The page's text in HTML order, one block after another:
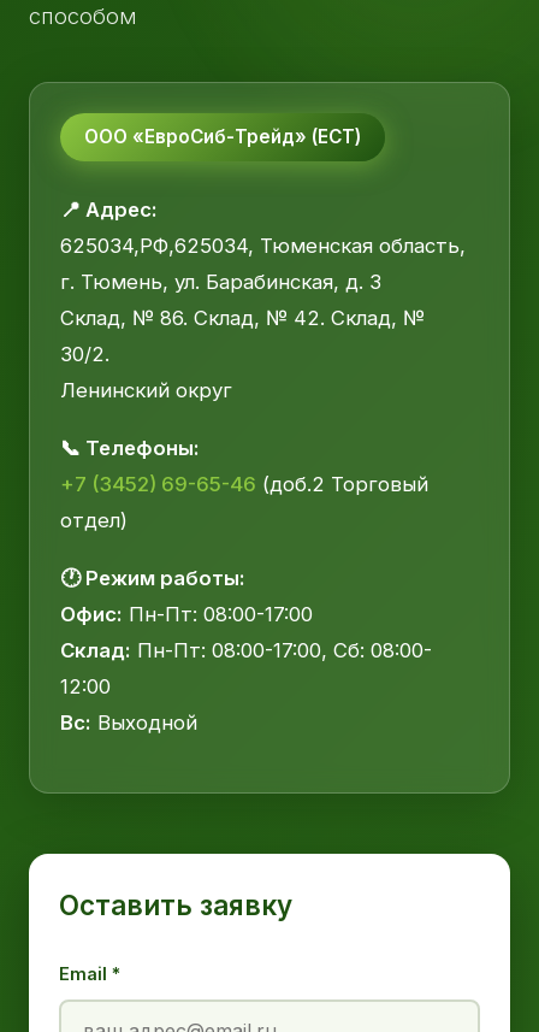
способом
ООО «ЕвроСиб-Трейд» (ЕСТ)
📍 Адрес:
625034,РФ,625034, Тюменская область,
г. Тюмень, ул. Барабинская, д. 3
Склад, № 86. Склад, № 42. Склад, №
30/2.
Ленинский округ
📞 Телефоны:
+7 (3452) 69-65-46 (доб.2 Торговый
отдел)
🕐 Режим работы:
Офис: Пн-Пт: 08:00-17:00
Склад: Пн-Пт: 08:00-17:00, Сб: 08:00-
12:00
Вс: Выходной
Оставить заявку
Email *